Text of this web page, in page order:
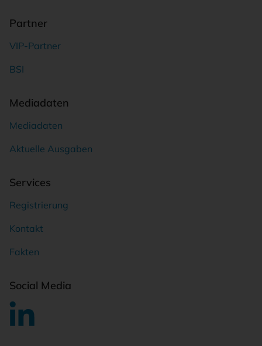
Partner
VIP-Partner
BSI
Mediadaten
Mediadaten
Aktuelle Ausgaben
Services
Registrierung
Kontakt
Fakten
Social Media